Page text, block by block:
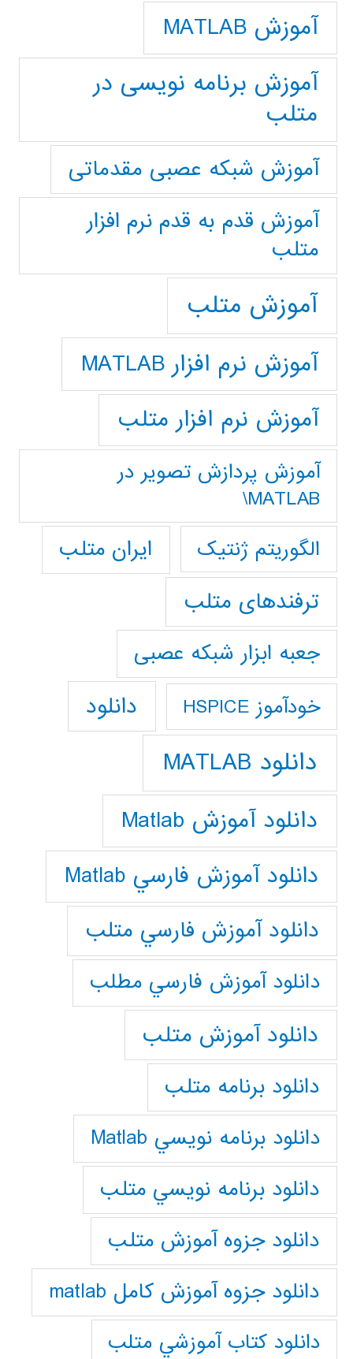
آموزش MATLAB
آموزش برنامه نویسی در
متلب
آموزش شبکه عصبی مقدماتی
آموزش قدم به قدم نرم افزار
متلب
آموزش متلب
آموزش نرم افزار MATLAB
آموزش نرم افزار متلب
آموزش پردازش تصوير در
MATLAB\
الگوریتم ژنتیک
ایران متلب
ترفندهای متلب
جعبه ابزار شبکه عصبی
خودآموز HSPICE دانلود
دانلود MATLAB
دانلود آموزش Matlab
دانلود آموزش فارسي Matlab
دانلود آموزش فارسي متلب
دانلود آموزش فارسي مطلب
دانلود آموزش متلب
دانلود برنامه متلب
دانلود برنامه نويسي Matlab
دانلود برنامه نويسي متلب
دانلود جزوه آموزش متلب
دانلود جزوه آموزش کامل matlab
دانلود كتاب آموزشي متلب